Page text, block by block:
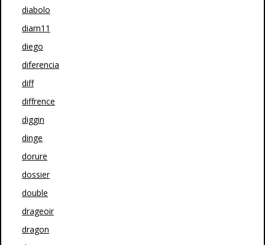
diabolo
diam11
diego
diferencia
diff
diffrence
diggin
dinge
dorure
dossier
double
drageoir
dragon